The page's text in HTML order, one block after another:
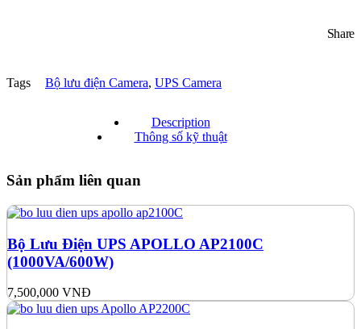
Share
Tags Bộ lưu điện Camera, UPS Camera
Description
Thông số kỹ thuật
Sản phẩm liên quan
Bộ Lưu Điện UPS APOLLO AP2100C
(1000VA/600W)
7,500,000 VNĐ